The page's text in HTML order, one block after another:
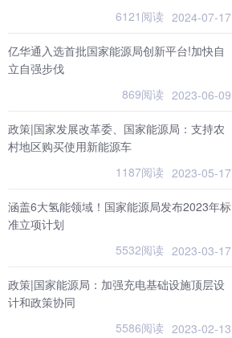
6121阅读 2024-07-17
亿华通入选首批国家能源局创新平台!加快自
立自强步伐
869阅读 2023-06-09
政策|国家发展改革委、国家能源局：支持农
村地区购买使用新能源车
1187阅读 2023-05-17
涵盖6大氢能领域！国家能源局发布2023年标
准立项计划
5532阅读 2023-03-17
政策|国家能源局：加强充电基础设施顶层设
计和政策协同
5586阅读 2023-02-13